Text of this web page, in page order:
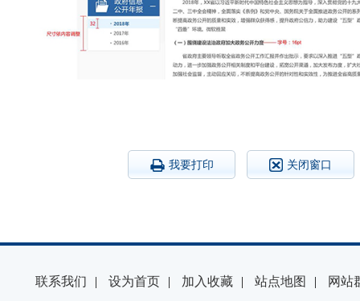
我要打印 关闭窗口
联系我们 | 设为首页 | 加入收藏 | 站点地图 | 网站